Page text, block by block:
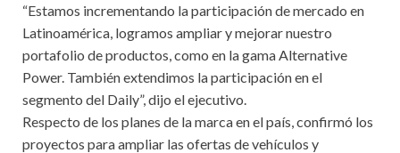
“Estamos incrementando la participación de mercado en
Latinoamérica, logramos ampliar y mejorar nuestro
portafolio de productos, como en la gama Alternative
Power. También extendimos la participación en el
segmento del Daily”, dijo el ejecutivo.
Respecto de los planes de la marca en el país, confirmó los
proyectos para ampliar las ofertas de vehículos y